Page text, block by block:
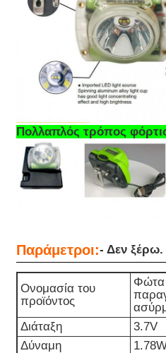
Καυτά πωλώντας
οδηγημένο
Φορητή παροχή
LED High Bay Light
Πολλαπλός τρόπος
Παράμετροι:- Δεν ξέρω.
Ονομασία του
προϊόντος
Φώτα
Διάταξη
3.7V
Δύναμη